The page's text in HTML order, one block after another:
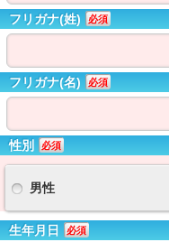
フリガナ(姓) 必須
フリガナ(名) 必須
性別 必須
男性
生年月日 必須